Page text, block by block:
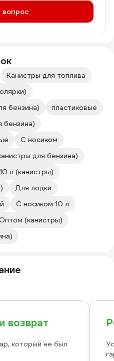
вопрос
Канистры для топлива
бензина)
пластиковые
бензина)
С носиком
для бензина)
10 л (канистры)
Для лодки
С носиком 10 л
(канистры)
возврат
который не был